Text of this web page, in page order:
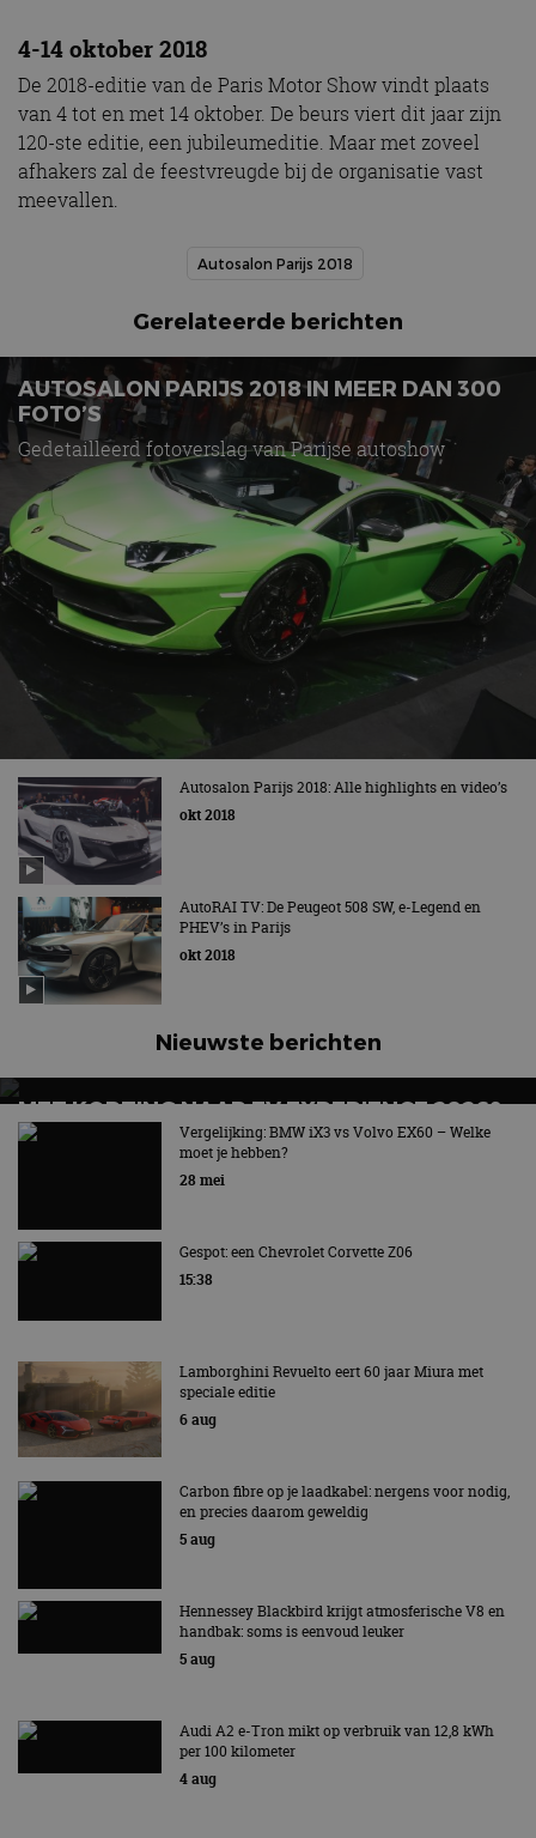
4-14 oktober 2018
De 2018-editie van de Paris Motor Show vindt plaats
van 4 tot en met 14 oktober. De beurs viert dit jaar zijn
120-ste editie, een jubileumeditie. Maar met zoveel
afhakers zal de feestvreugde bij de organisatie vast
meevallen.
Autosalon Parijs 2018
Gerelateerde berichten
AUTOSALON PARIJS 2018 IN MEER DAN 300
FOTO’S
Gedetailleerd fotoverslag van Parijse autoshow
Autosalon Parijs 2018: Alle highlights en video’s
okt 2018
AutoRAI TV: De Peugeot 508 SW, e-Legend en
PHEV’s in Parijs
okt 2018
Nieuwste berichten
MET KORTING NAAR EV EXPERIENCE 2026?
AUTORAI REGELT HET!
EV Experience 2026 van 24 tot 26 september
Vergelijking: BMW iX3 vs Volvo EX60 – Welke
moet je hebben?
28 mei
Gespot: een Chevrolet Corvette Z06
15:38
Lamborghini Revuelto eert 60 jaar Miura met
speciale editie
6 aug
Carbon fibre op je laadkabel: nergens voor nodig,
en precies daarom geweldig
5 aug
Hennessey Blackbird krijgt atmosferische V8 en
handbak: soms is eenvoud leuker
5 aug
Audi A2 e-Tron mikt op verbruik van 12,8 kWh
per 100 kilometer
4 aug